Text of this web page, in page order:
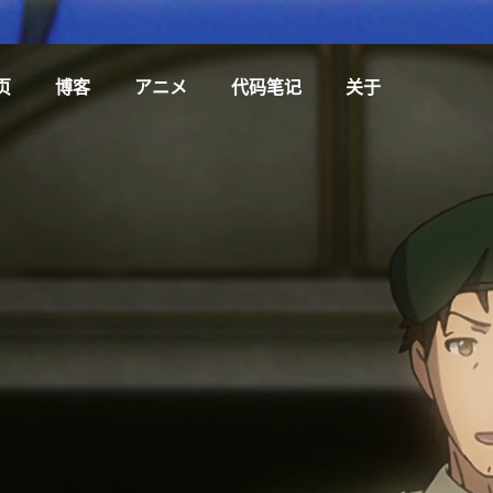
博客 アニメ 代码笔记 关于